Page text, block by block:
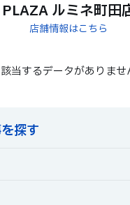
PLAZA ルミネ町田
店舗情報はこちら
該当するデータがありませ
探す